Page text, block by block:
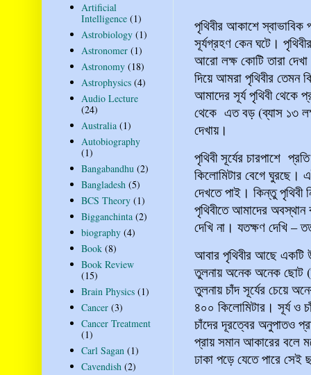
পৃথিবীর আকাশে
সূর্যগ্রহণ কেন ঘটে।
আরো লক্ষ কোটি তারা
দিয়ে আমরা পৃথিবীর তেমন
আমাদের সূর্য পৃথিবী থেকে
থেকে এত বড় (ব্যাস ১৩
দেখায়।
পৃথিবী সূর্যের চারপাশে
কিলোমিটার বেগে ঘুরছে।
দেখতে পাই। কিন্তু পৃথিবী
পৃথিবীতে আমাদের
দেখি না। যতক্ষণ দেখি –
আবার পৃথিবীর আছে একটি
তুলনায় অনেক অনেক ছোট
তুলনায় চাঁদ সূর্যের চেয়ে
৪০০ কিলোমিটার। সূর্য ও
চাঁদের দূরত্বের অনুপাতও
প্রায় সমান আকারের বলে
ঢাকা পড়ে যেতে পারে সেই
Artificial
Intelligence (1)
Astrobiology (1)
Astronomer (1)
Astronomy (18)
Astrophysics (4)
Audio Lecture
(24)
Australia (1)
Autobiography
(1)
Bangabandhu (2)
Bangladesh (5)
BCS Theory (1)
Bigganchinta (2)
biography (4)
Book (8)
Book Review
(15)
Brain Physics (1)
Cancer (3)
Cancer Treatment
(1)
Carl Sagan (1)
Cavendish (2)